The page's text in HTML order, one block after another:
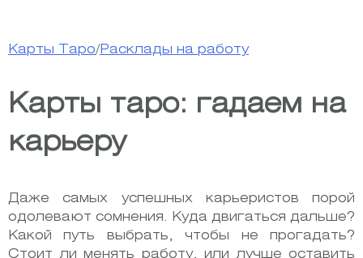
Карты Таро/ Расклады на работу
Карты таро: гадаем на
карьеру
Даже самых успешных карьеристов порой
одолевают сомнения. Куда двигаться дальше?
Какой путь выбрать, чтобы не прогадать?
Стоит ли менять работу, или лучше оставить